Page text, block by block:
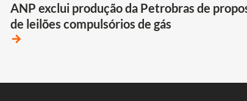
ANP exclui produção da Petrobras de
de leilões compulsórios de gás
arrow_forward